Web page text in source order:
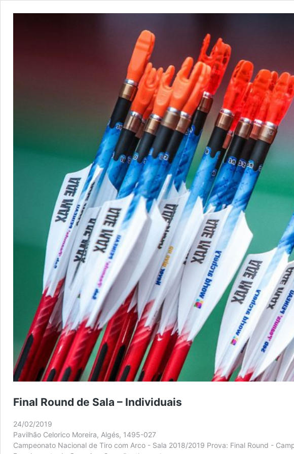
Final Round de Sala – Individuais
24/02/2019
Pavilhão Celorico Moreira, Algés, 1495-027
Campeonato Nacional de Tiro com Arco - Sala 2018/2019 Prova: Final Round -